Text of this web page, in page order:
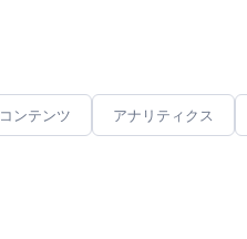
コンテンツ アナリティクス